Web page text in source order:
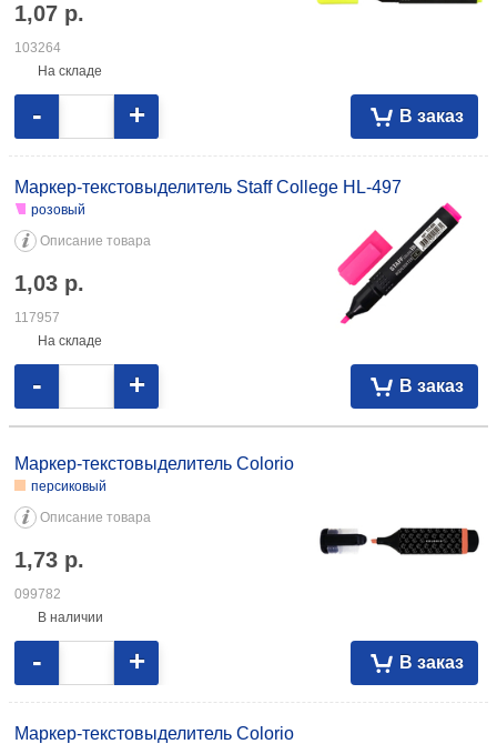
1,07 р.
103264
На складе
В заказ
- +
Маркер-текстовыделитель Staff College HL-497
розовый
Описание товара
1,03 р.
117957
На складе
В заказ
- +
Маркер-текстовыделитель Colorio
персиковый
Описание товара
1,73 р.
099782
В наличии
В заказ
- +
Маркер-текстовыделитель Colorio